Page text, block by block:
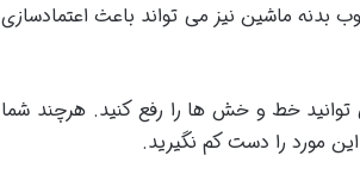
ماشین نیز می تواند باعث اعتمادسازی
خط و خش ها را رفع کنید. هرچند شما
مورد را دست کم نگیرید.